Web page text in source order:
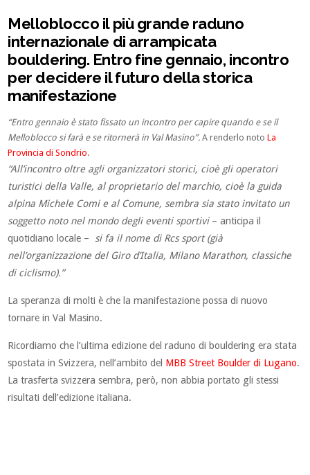
Melloblocco il più grande raduno
internazionale di arrampicata
bouldering. Entro fine gennaio, incontro
per decidere il futuro della storica
manifestazione
“Entro gennaio è stato fissato un incontro per capire quando e se il
Melloblocco si farà e se ritornerà in Val Masino”.A renderlo notoLa
Provincia di Sondrio.
“All’incontro oltre agli organizzatori storici, cioè gli operatori
turistici della Valle, al proprietario del marchio, cioè la guida
alpina Michele Comie al Comune, sembra sia stato invitato un
soggetto noto nel mondo degli eventi sportivi– anticipa il
quotidiano locale – si fa il nome di Rcs sport (già
nell’organizzazione del Giro d’Italia, Milano Marathon, classiche
di ciclismo).”
La speranza di molti è che la manifestazione possa di nuovo
tornare in Val Masino.
Ricordiamo che l’ultima edizione del raduno di bouldering era stata
spostata in Svizzera, nell’ambito del MBB Street Boulder di Lugano.
La trasferta svizzera sembra, però, non abbia portato gli stessi
risultati dell’edizione italiana.